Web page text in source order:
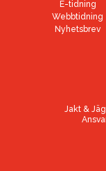
E-tidning
Webbtidning
Nyhetsbrev
Jakt &